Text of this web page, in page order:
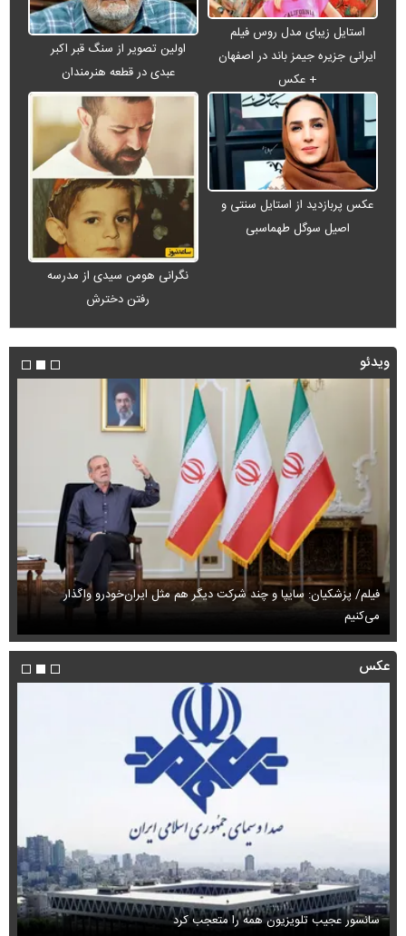
استایل زیبای مدل روس فیلم
ایرانی جزیره جیمز باند در اصفهان
+ عکس
اولین تصویر از سنگ قبر اکبر
عبدی در قطعه هنرمندان
عکس پربازدید از استایل سنتی و
اصیل سوگل طهماسبی
نگرانی هومن سیدی از مدرسه
رفتن دخترش
ویدئو
فیلم/ پزشکیان: سایپا و چند شرکت دیگر هم مثل ایران‌خودرو واگذار
می‌کنیم
عکس
سانسور عجیب تلویزیون همه را متعجب کرد